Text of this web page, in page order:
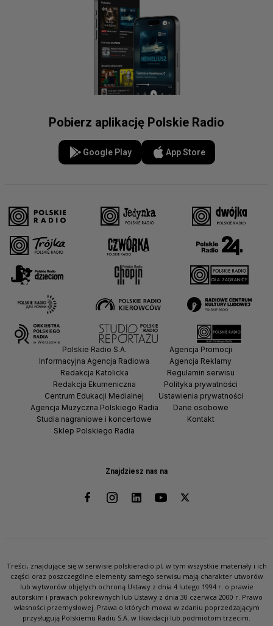
Pobierz aplikację Polskie Radio
Google Play App Store
Znajdziesz nas na
Polskie Radio S.A.
Informacyjna Agencja Radiowa
Redakcja Katolicka
Redakcja Ekumeniczna
Centrum Edukacji Medialnej
Agencja Muzyczna Polskiego Radia
Studia nagraniowe i koncertowe
Sklep Polskiego Radia
Agencja Promocji
Agencja Reklamy
Regulamin serwisu
Polityka prywatności
Ustawienia prywatności
Dane osobowe
Kontakt
Treści, znajdujące się w serwisie polskieradio.pl, w tym wszystkie materiały i ich
części oraz poszczególne elementy samego serwisu mają charakter utworów
lub wytworów objętych ochroną Ustawy z dnia 4 lutego 1994 r. o prawie
autorskim i prawach pokrewnych lub Ustawy z dnia 30 czerwca 2000 r. Prawo
własności przemysłowej. Prawa o których mowa w zdaniu poprzedzającym
przysługują Polskiemu Radiu S.A. w likwidacji lub podmiotom trzecim.